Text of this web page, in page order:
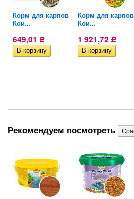
Корм для карпов
Кои...
649,01 Р
Корм для карпов
Кои...
1 921,72 Р
Рекомендуем посмотреть